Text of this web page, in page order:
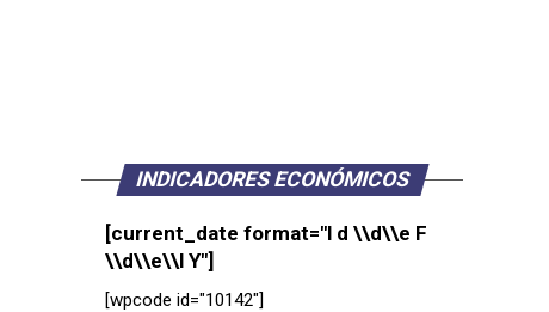
INDICADORES ECONÓMICOS
[current_date format="l d \\d\\e F
\\d\\e\\l Y"]
[wpcode id="10142"]